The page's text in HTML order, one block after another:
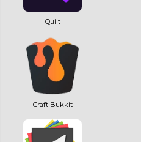
Quilt
Craft Bukkit